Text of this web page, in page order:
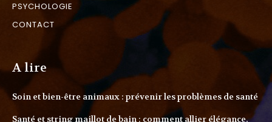
PSYCHOLOGIE
CONTACT
A lire
Soin et bien-être animaux : prévenir les problèmes de santé
Santé et string maillot de bain : comment allier élégance,